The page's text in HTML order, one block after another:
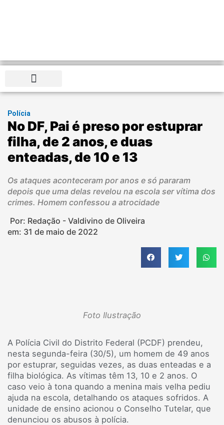
Polícia
No DF, Pai é preso por estuprar
filha, de 2 anos, e duas
enteadas, de 10 e 13
Os ataques aconteceram por anos e só pararam
depois que uma delas revelou na escola ser vítima dos
crimes. Homem confessou a atrocidade
Por: Redação - Valdivino de Oliveira
em: 31 de maio de 2022
Foto Ilustração
A Polícia Civil do Distrito Federal (PCDF) prendeu,
nesta segunda-feira (30/5), um homem de 49 anos
por estuprar, seguidas vezes, as duas enteadas e a
filha biológica. As vítimas têm 13, 10 e 2 anos. O
caso veio à tona quando a menina mais velha pediu
ajuda na escola, detalhando os ataques sofridos. A
unidade de ensino acionou o Conselho Tutelar, que
denunciou os abusos à polícia.